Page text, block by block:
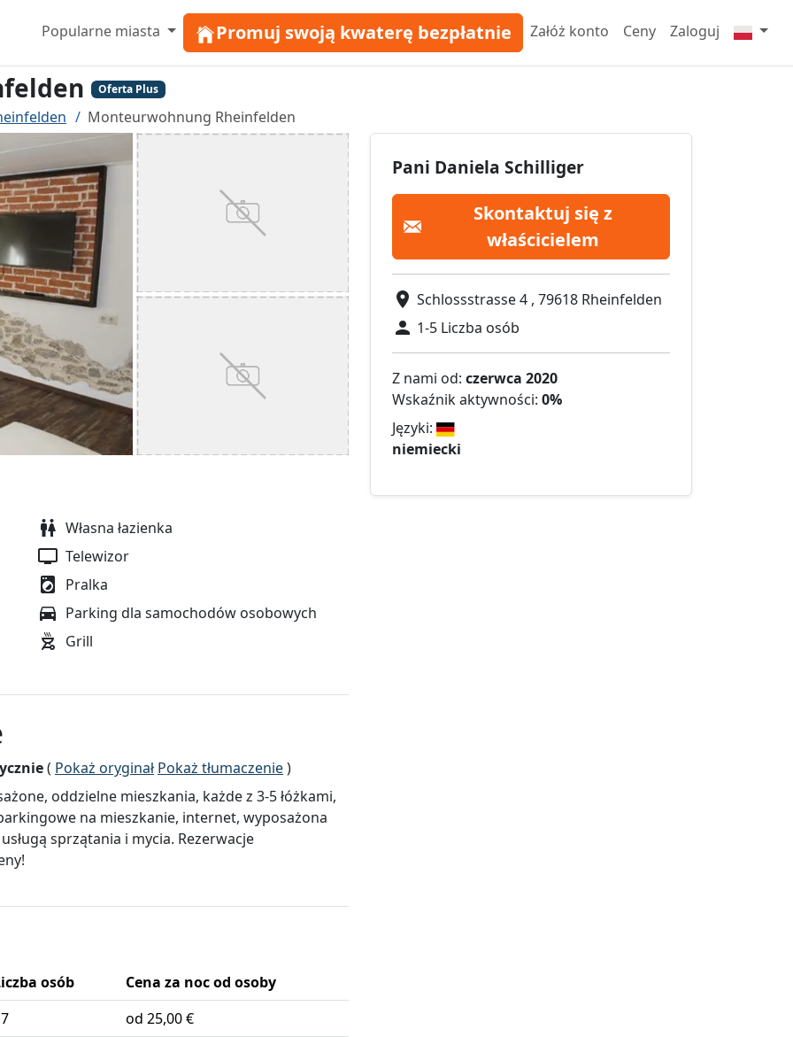
Popularne miasta Promuj swoją kwaterę bezpłatnie Załóż konto Ceny Zaloguj
Oferta Plus
Monteurwohnung Rheinfelden
Pani Daniela Schilliger
Skontaktuj się z
właścicielem
Schlossstrasse 4 , 79618 Rheinfelden
1-5 Liczba osób
Z nami od: czerwca 2020
Wskaźnik aktywności: 0%
Języki:
niemiecki
Własna łazienka
Telewizor
Pralka
Parking dla samochodów osobowych
Grill
( Pokaż oryginał Pokaż tłumaczenie)
oddzielne mieszkania, każde z 3-5 łóżkami,
na mieszkanie, internet, wyposażona
sprzątania i mycia. Rezerwacje
osób
Cena za noc od osoby
od 25,00 €